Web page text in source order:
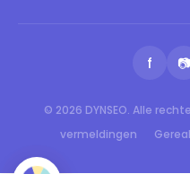
f 📷
© 2026 DYNSEO. Alle
vermeldingen